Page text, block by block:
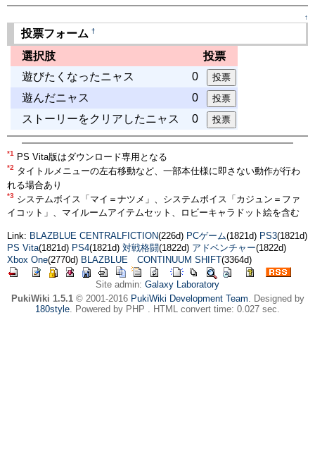
↑
投票フォーム †
選択肢
投票
遊びたくなったニャス
0
遊んだニャス
0
ストーリーをクリアしたニャス
0
*1 PS Vita版はダウンロード専用となる
*2 タイトルメニューの左右移動など、一部本仕様に即さない動作が行わ
れる場合あり
*3 システムボイス「マイ＝ナツメ」、システムボイス「カジュン＝ファ
イコット」、マイルームアイテムセット、ロビーキャラドット絵を含む
Link: BLAZBLUE CENTRALFICTION(226d) PCゲーム(1821d) PS3(1821d)
PS Vita(1821d) PS4(1821d) 対戦格闘(1822d) アドベンチャー(1822d)
Xbox One(2770d) BLAZBLUE CONTINUUM SHIFT(3364d)
Site admin: Galaxy Laboratory
PukiWiki 1.5.1© 2001-2016 PukiWiki Development Team . Designed by
180style . Powered by PHP . HTML convert time: 0.027 sec.